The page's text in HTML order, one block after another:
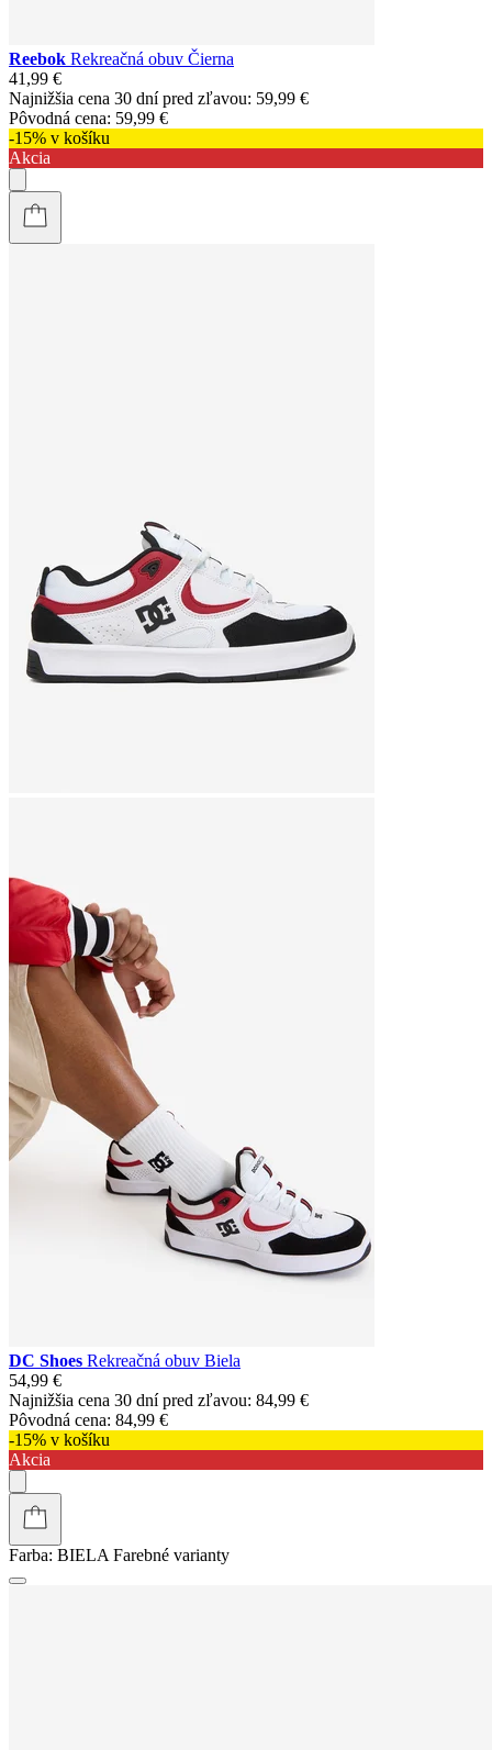
Reebok Rekreačná obuv Čierna
41,99 €
Najnižšia cena 30 dní pred zľavou: 59,99 €
Pôvodná cena: 59,99 €
-15% v košíku
Akcia
DC Shoes Rekreačná obuv Biela
54,99 €
Najnižšia cena 30 dní pred zľavou: 84,99 €
Pôvodná cena: 84,99 €
-15% v košíku
Akcia
Farba: BIELA Farebné varianty